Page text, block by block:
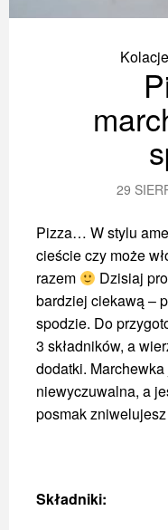
Kolacje
29
Pizza… W stylu
cieście czy może
razem
Dzisiaj
bardziej ciekawą –
spodzie. Do
3 składników, a
dodatki.
niewyczuwalna, a
posmak
Składniki: